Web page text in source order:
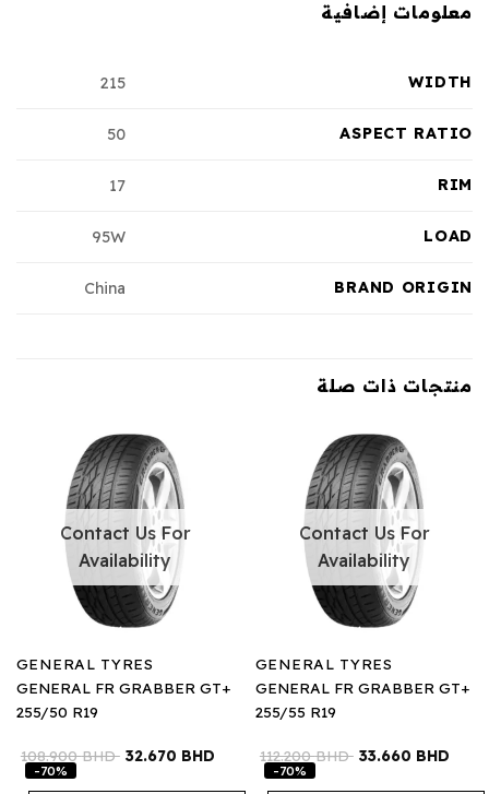
معلومات إضافية
WIDTH
215
ASPECT RATIO
50
RIM
17
LOAD
95W
BRAND ORIGIN
China
منتجات ذات صلة
Contact Us For
Availability
GENERAL TYRES
GENERAL FR GRABBER GT+
255/55 R19
112.200BHD 33.660 BHD
-70%
Contact Us For
Availability
GENERAL TYRES
GENERAL FR GRABBER GT+
255/50 R19
108.900BHD 32.670 BHD
-70%